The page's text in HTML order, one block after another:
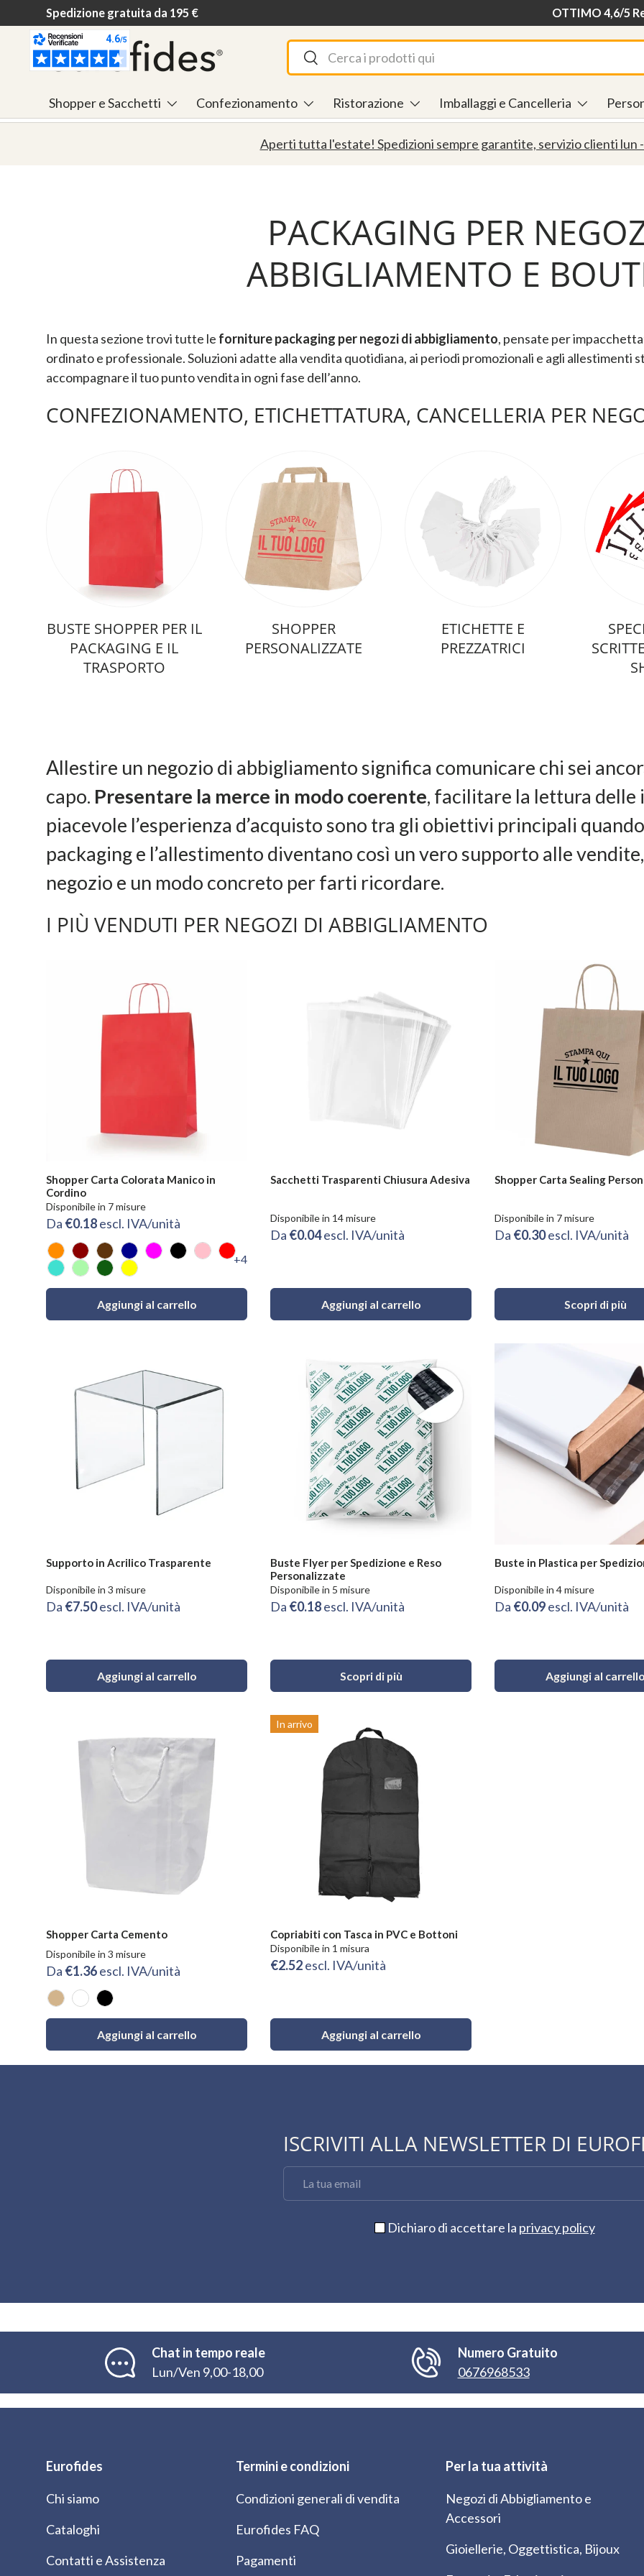
Passa ai contenuti
Spedizione gratuita da 195 € Consegna in 24/
OTTIMO 4,6/5
Cerca
Cerca
Shopper e Sacchetti Confezionamento Ristorazione Imballaggi e Cancelleria
Aperti tutta l'estate! Spedizioni sempre garantite, servizio clienti lun -
PACKAGING PER
ABBIGLIAMENTO E
In questa sezione trovi tutte le forniture packaging per negozi di abbigliamento, pensate per
ordinato e professionale. Soluzioni adatte alla vendita quotidiana, ai periodi promozionali e agli allestimenti
accompagnare il tuo punto vendita in ogni fase dell’anno.
CONFEZIONAMENTO, ETICHETTATURA, CANCELLERIA PER
BUSTE SHOPPER PER IL
PACKAGING E IL
TRASPORTO
SHOPPER
PERSONALIZZATE
ETICHETTE E
PREZZATRICI
Allestire un negozio di abbigliamento significa comunicare chi sei
capo. Presentare la merce in modo coerente, facilitare la lettura
piacevole l’esperienza d’acquisto sono tra gli obiettivi principali
packaging e l’allestimento diventano così un vero supporto alle
negozio e un modo concreto per farti ricordare.
I PIÙ VENDUTI PER NEGOZI DI ABBIGLIAMENTO
Shopper Carta Colorata Manico in
Cordino
Disponibile in 7 misure
Da €0.18escl. IVA/unità
ArancioBordeaux
Marrone
Blu
Rosso
Turchese
Verde Chiaro
Verde Scuro
Giallo
+4
Aggiungi al carrello
Sacchetti Trasparenti Chiusura Adesiva
Disponibile in 14 misure
Da €0.04escl. IVA/unità
Aggiungi al carrello
Shopper Carta Sealing
Disponibile in 7 misure
Da €0.30escl. IVA/unità
Scopri di più
Supporto in Acrilico Trasparente
Disponibile in 3 misure
Da €7.50escl. IVA/unità
Aggiungi al carrello
Buste Flyer per Spedizione e Reso
Personalizzate
Disponibile in 5 misure
Da €0.18escl. IVA/unità
Scopri di più
Buste in Plastica per
Disponibile in 4 misure
Da €0.09escl. IVA/unità
Aggiungi al carrello
Shopper Carta Cemento
Disponibile in 3 misure
Da €1.36escl. IVA/unità
AvanaBiancoNero
Aggiungi al carrello
In arrivo
Copriabiti con Tasca in PVC e Bottoni
Disponibile in 1 misura
€2.52escl. IVA/unità
Aggiungi al carrello
ISCRIVITI ALLA NEWSLETTER DI
Dichiaro di accettare la privacy policy
Chat in tempo reale
Lun/Ven 9,00-18,00
Numero Gratuito
0676968533
Eurofides
Chi siamo
Cataloghi
Contatti e Assistenza
Termini e condizioni
Condizioni generali di vendita
Eurofides FAQ
Pagamenti
Per la tua attività
Negozi di Abbigliamento e
Accessori
Gioiellerie, Oggettistica, Bijoux